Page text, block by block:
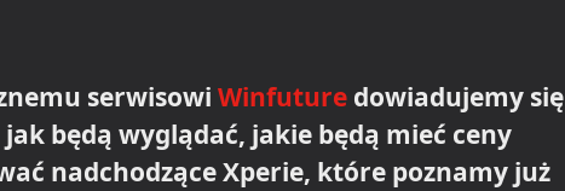
serwisowi Winfuture dowiadujemy się
będą wyglądać, jakie będą mieć ceny
nadchodzące Xperie, które poznamy już